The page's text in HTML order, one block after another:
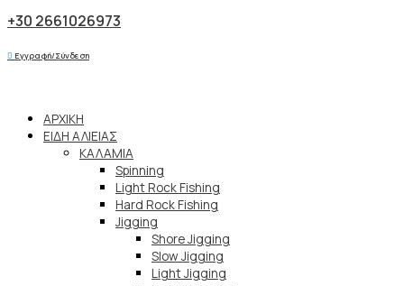
+30 2661026973
Εγγραφή/Σύνδεση
ΑΡΧΙΚΗ
ΕΙΔΗ ΑΛΙΕΙΑΣ
ΚΑΛΑΜΙΑ
Spinning
Light Rock Fishing
Hard Rock Fishing
Jigging
Shore Jigging
Slow Jigging
Light Jigging